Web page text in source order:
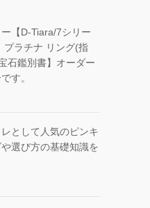
【D-Tiara/7シリー
プラチナ リング(指
石鑑別書】オーダー
す。
として人気のピンキ
選び方の基礎知識を